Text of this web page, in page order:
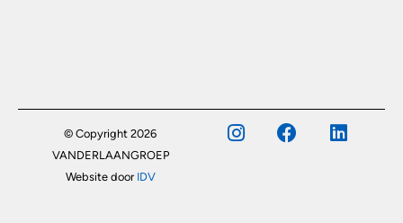
© Copyright 2026
VANDERLAANGROEP
Website door IDV